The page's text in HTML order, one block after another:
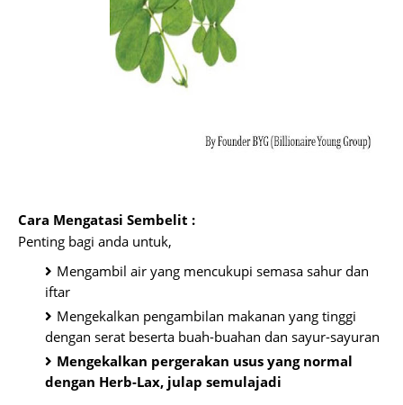
Cara Mengatasi Sembelit :
Penting bagi anda untuk,
Mengambil air yang mencukupi semasa sahur dan
iftar
Mengekalkan pengambilan makanan yang tinggi
dengan serat beserta buah-buahan dan sayur-sayuran
Mengekalkan pergerakan usus yang normal
dengan Herb-Lax, julap semulajadi